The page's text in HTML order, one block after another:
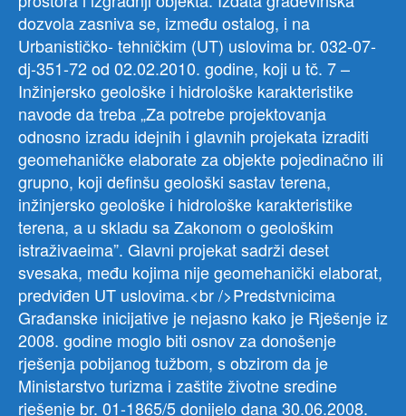
dozvola zasniva se, između ostalog, i na
Urbanističko- tehničkim (UT) uslovima br. 032-07-
dj-351-72 od 02.02.2010. godine, koji u tč. 7 –
Inžinjersko geološke i hidrološke karakteristike
navode da treba „Za potrebe projektovanja
odnosno izradu idejnih i glavnih projekata izraditi
geomehaničke elaborate za objekte pojedinačno ili
grupno, koji definšu geološki sastav terena,
inžinjersko geološke i hidrološke karakteristike
terena, a u skladu sa Zakonom o geološkim
istraživaeima”. Glavni projekat sadrži deset
svesaka, među kojima nije geomehanički elaborat,
predviđen UT uslovima.<br />Predstvnicima
Građanske inicijative je nejasno kako je Rješenje iz
2008. godine moglo biti osnov za donošenje
rješenja pobijanog tužbom, s obzirom da je
Ministarstvo turizma i zaštite životne sredine
rješenje br. 01-1865/5 donijelo dana 30.06.2008.